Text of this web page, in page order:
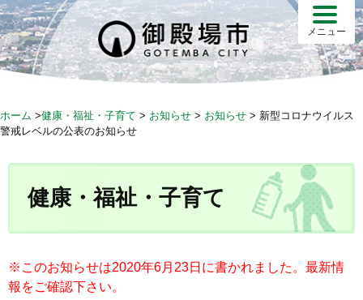
S
k
i
p
c
メニュー
ホーム >健康・福祉・子育て > お知らせ > お知らせ > 新型コロナウイルス
警戒レベルの公表のお知らせ
健康・福祉・子育て
※このお知らせは2020年6月23日に書かれました。最新情
報をご確認下さい。